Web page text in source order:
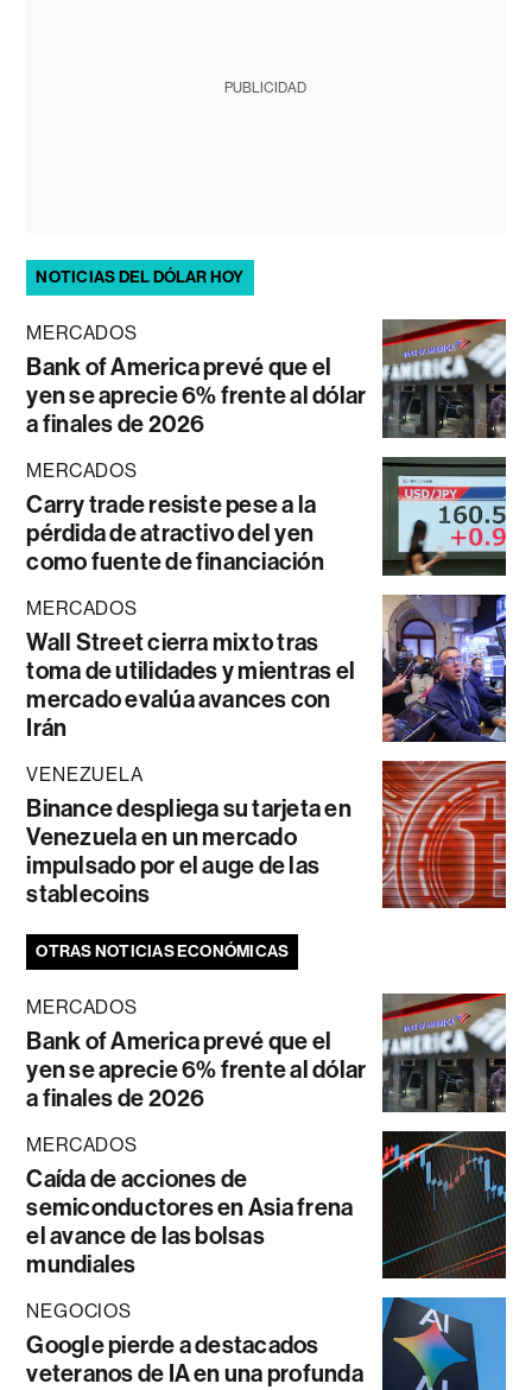
PUBLICIDAD
NOTICIAS DEL DÓLAR HOY
MERCADOS
Bank of America prevé que el
yen se aprecie 6% frente al dólar
a finales de 2026
MERCADOS
Carry trade resiste pese a la
pérdida de atractivo del yen
como fuente de financiación
MERCADOS
Wall Street cierra mixto tras
toma de utilidades y mientras el
mercado evalúa avances con
Irán
VENEZUELA
Binance despliega su tarjeta en
Venezuela en un mercado
impulsado por el auge de las
stablecoins
OTRAS NOTICIAS ECONÓMICAS
MERCADOS
Bank of America prevé que el
yen se aprecie 6% frente al dólar
a finales de 2026
MERCADOS
Caída de acciones de
semiconductores en Asia frena
el avance de las bolsas
mundiales
NEGOCIOS
Google pierde a destacados
veteranos de IA en una profunda